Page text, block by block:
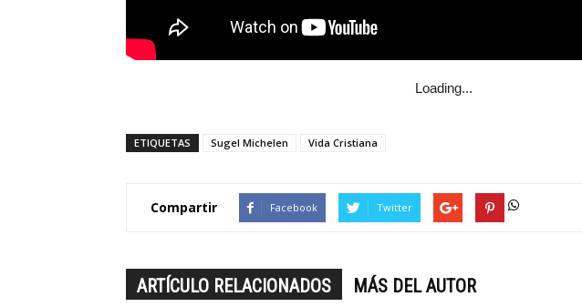
Loading...
ETIQUETAS Sugel Michelen Vida Cristiana
Compartir Facebook Twitter
ARTÍCULO RELACIONADOS MÁS DEL AUTOR